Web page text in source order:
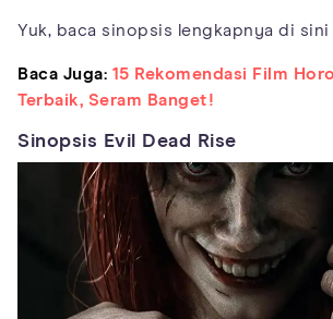
Yuk, baca sinopsis lengkapnya di sini
Baca Juga: 15 Rekomendasi Film
Terbaik, Seram Banget!
Sinopsis Evil Dead Rise